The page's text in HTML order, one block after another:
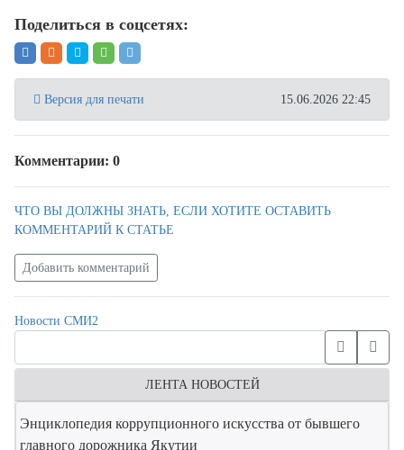
Поделиться в соцсетях:
Версия для печати 15.06.2026 22:45
Комментарии: 0
ЧТО ВЫ ДОЛЖНЫ ЗНАТЬ, ЕСЛИ ХОТИТЕ ОСТАВИТЬ
КОММЕНТАРИЙ К СТАТЬЕ
Добавить комментарий
Новости СМИ2
ЛЕНТА НОВОСТЕЙ
Энциклопедия коррупционного искусства от бывшего
главного дорожника Якутии